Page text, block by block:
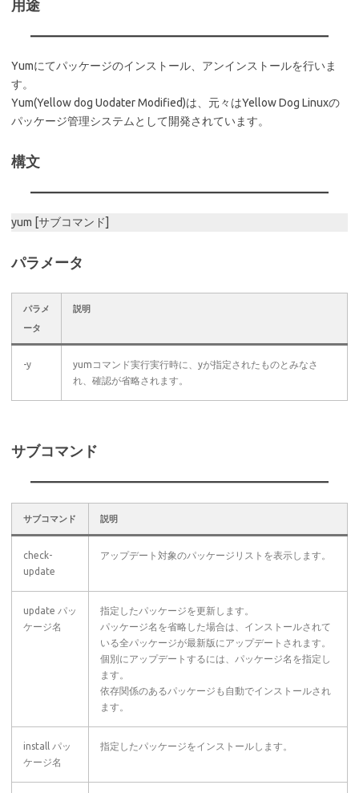
用途
Yumにてパッケージのインストール、アンインストールを行いま
す。
Yum(Yellow dog Uodater Modified)は、元々はYellow Dog Linuxの
パッケージ管理システムとして開発されています。
構文
yum [サブコマンド]
パラメータ
パラメ
ータ
説明
-y
yumコマンド実行実行時に、yが指定されたものとみなさ
れ、確認が省略されます。
サブコマンド
サブコマンド 説明
check-
update
アップデート対象のパッケージリストを表示します。
update パッ
ケージ名
指定したパッケージを更新します。
パッケージ名を省略した場合は、インストールされて
いる全パッケージが最新版にアップデートされます。
個別にアップデートするには、パッケージ名を指定し
ます。
依存関係のあるパッケージも自動でインストールされ
ます。
install パッ
ケージ名
指定したパッケージをインストールします。